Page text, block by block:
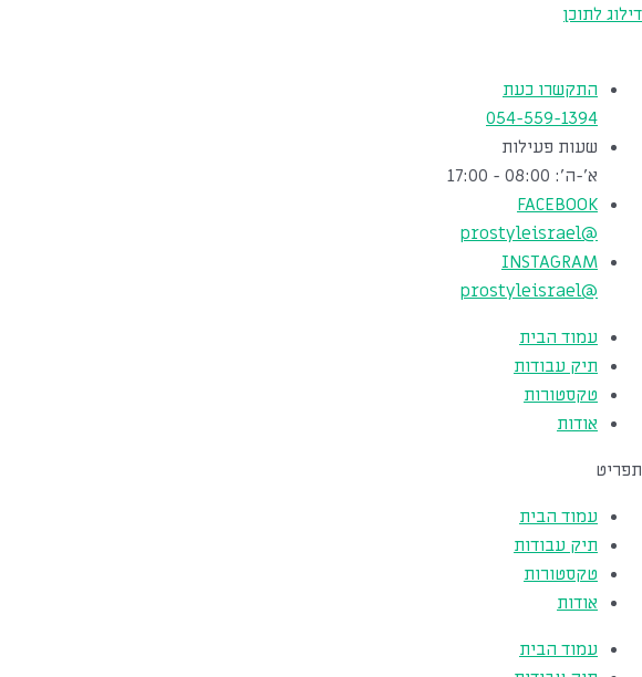
דילוג לתוכן
התקשרו כעת
054-559-1394
שעות פעילות
א'-ה': 08:00 - 17:00
FACEBOOK
@prostyleisrael
INSTAGRAM
@prostyleisrael
עמוד הבית
תיק עבודות
טקסטורות
אודות
תפריט
עמוד הבית
תיק עבודות
טקסטורות
אודות
עמוד הבית